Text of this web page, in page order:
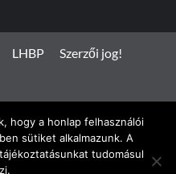
LHBP Szerzői jog!
hogy a honlap felhasználói
sütiket alkalmazunk. A
tudomásul